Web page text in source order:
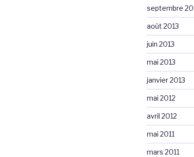
septembre
août 2013
juin 2013
mai 2013
janvier 2013
mai 2012
avril 2012
mai 2011
mars 2011